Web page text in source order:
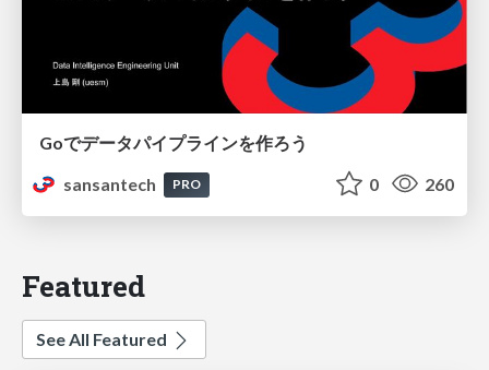
Goでデータパイプラインを作ろう
sansantech
PRO 0 260
Featured
See All Featured